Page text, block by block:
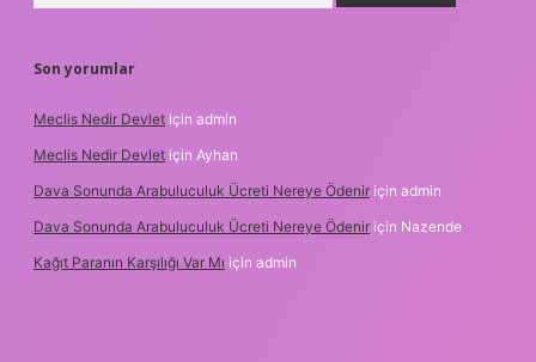
Son yorumlar
Meclis Nedir Devlet için admin
Meclis Nedir Devlet için Ayhan
Dava Sonunda Arabuluculuk Ücreti Nereye Ödenir için admin
Dava Sonunda Arabuluculuk Ücreti Nereye Ödenir için Nazende
Kağıt Paranın Karşılığı Var Mı için admin